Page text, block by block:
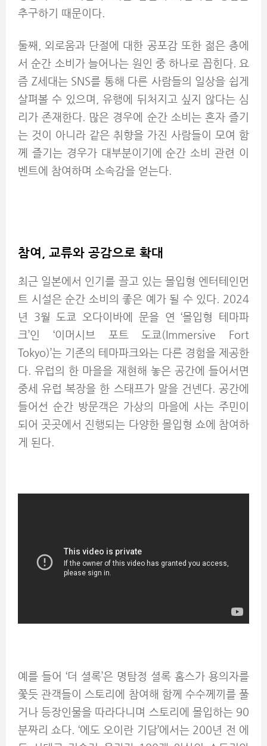
추구하기 때문이다.
둘째, 외로움과 단절에 대한 공포감 또한 젊은 층에
서 순간 소비가 늘어나는 원인 중 하나로 꼽힌다. 요
즘 Z세대는 SNS를 통해 다른 사람들의 일상을 쉽게
살펴볼 수 있으며, 유행에 뒤처지고 싶지 않다는 심
리가 존재한다. 많은 경우에 순간 소비는 혼자 즐기
는 것이 아니라 같은 취향을 가진 사람들이 모여 함
께 즐기는 경우가 대부분이기에 순간 소비 관련 이
벤트에 참여하며 소속감을 얻는다.
참여, 교류와 공감으로 확대
최근 일본에서 인기를 끌고 있는 몰입형 엔터테인먼
트 시설은 순간 소비의 좋은 예가 될 수 있다. 2024
년 3월 도쿄 오다이바에 문을 연 ‘몰입형 테마파
크’인 ‘이머시브 포트 도쿄(Immersive Fort
Tokyo)’는 기존의 테마파크와는 다른 경험을 제공한
다. 유럽의 한 마을을 재현해 놓은 공간에 들어서면
중세 유럽 복장을 한 스태프가 말을 건넨다. 공간에
들어선 순간 방문객은 가상의 마을에 사는 주민이
되어 곳곳에서 진행되는 다양한 몰입형 쇼에 참여하
게 된다.
예를 들어 ‘더 셜록’은 명탐정 셜록 홈스가 용의자를
쫓듯 관객들이 스토리에 참여해 함께 수수께끼를 풀
거나 등장인물을 따라다니며 스토리에 몰입하는 90
분짜리 쇼다. ‘에도 오이란 기담’에서는 200년 전 에